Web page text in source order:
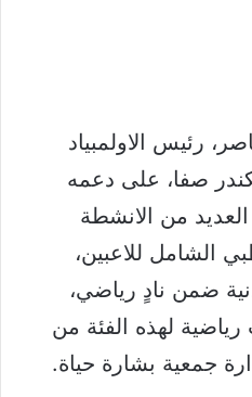
رئيس الاولمبياد
صفا، على دعمه
من الانشطة
الشامل للاعبين،
ضمن نادٍ رياضي،
رياضية لهذه الفئة من
جمعية بشارة حياة.